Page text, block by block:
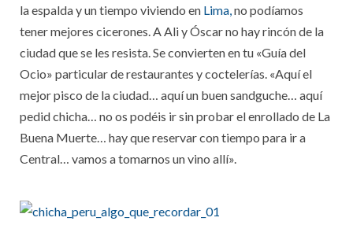
la espalda y un tiempo viviendo en Lima,no podíamos
tener mejores cicerones. A Ali y Óscar no hay rincón de la
ciudad que se les resista. Se convierten en tu «Guía del
Ocio» particular de restaurantes y coctelerías. «Aquí el
mejor pisco de la ciudad… aquí un buen sandguche… aquí
pedid chicha… no os podéis ir sin probar el enrollado de La
Buena Muerte… hay que reservar con tiempo para ir a
Central… vamos a tomarnos un vino allí».